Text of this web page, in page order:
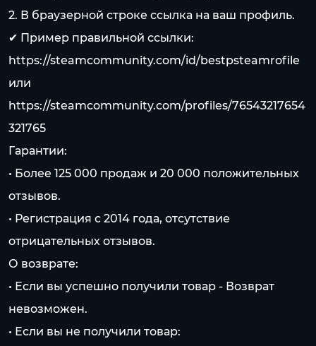
2. В браузерной строке ссылка на ваш профиль.
✔ Пример правильной ссылки:
https://steamcommunity.com/id/bestpsteamrofile
или
https://steamcommunity.com/profiles/76543217654
321765
Гарантии:
• Более 125 000 продаж и 20 000 положительных
отзывов.
• Регистрация с 2014 года, отсутствие
отрицательных отзывов.
О возврате:
• Если вы успешно получили товар - Возврат
невозможен.
• Если вы не получили товар: